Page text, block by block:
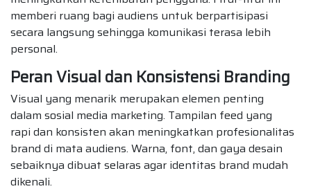
memberi ruang bagi audiens untuk berpartisipasi
secara langsung sehingga komunikasi terasa lebih
personal.
Peran Visual dan Konsistensi Branding
Visual yang menarik merupakan elemen penting
dalam sosial media marketing. Tampilan feed yang
rapi dan konsisten akan meningkatkan profesionalitas
brand di mata audiens. Warna, font, dan gaya desain
sebaiknya dibuat selaras agar identitas brand mudah
dikenali.